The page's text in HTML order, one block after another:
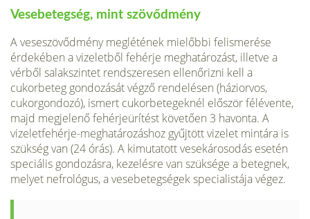
Vesebetegség, mint szövődmény
A veseszövődmény meglétének mielőbbi felismerése
érdekében a vizeletből fehérje meghatározást, illetve a
vérből salakszintet rendsze­resen ellenőrizni kell a
cukorbeteg gondozását végző rendelésen (házi­orvos,
cukorgondozó), ismert cukorbetegeknél először félévente,
majd megjelenő fehérjeürítést követően 3 havonta. A
vizeletfehérje-meghatá­rozáshoz gyűjtött vizelet mintára is
szükség van (24 órás). A kimutatott vesekárosodás esetén
speciális gondozásra, kezelésre van szüksége a be­tegnek,
melyet nefrológus, a vesebetegségek specialistája végez.